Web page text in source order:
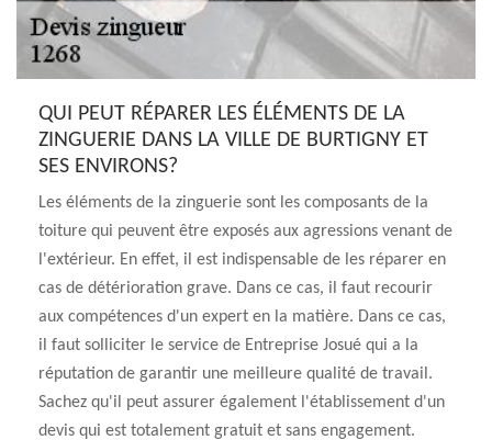
QUI PEUT RÉPARER LES ÉLÉMENTS DE LA
ZINGUERIE DANS LA VILLE DE BURTIGNY ET
SES ENVIRONS?
Les éléments de la zinguerie sont les composants de la
toiture qui peuvent être exposés aux agressions venant de
l'extérieur. En effet, il est indispensable de les réparer en
cas de détérioration grave. Dans ce cas, il faut recourir
aux compétences d'un expert en la matière. Dans ce cas,
il faut solliciter le service de Entreprise Josué qui a la
réputation de garantir une meilleure qualité de travail.
Sachez qu'il peut assurer également l'établissement d'un
devis qui est totalement gratuit et sans engagement.